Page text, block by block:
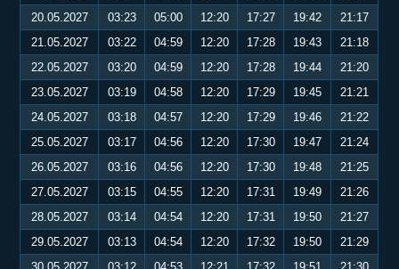
20.05.2027
03:23 05:00 12:20 17:27 19:42
21:17
21.05.2027
03:22 04:59 12:20 17:28 19:43
21:18
22.05.2027
03:20 04:59 12:20 17:28 19:44
21:20
23.05.2027
03:19 04:58 12:20 17:29 19:45
21:21
24.05.2027
03:18 04:57 12:20 17:29 19:46
21:22
25.05.2027
03:17 04:56 12:20 17:30 19:47
21:24
26.05.2027
03:16 04:56 12:20 17:30 19:48
21:25
27.05.2027
03:15 04:55 12:20 17:31 19:49
21:26
28.05.2027
03:14 04:54 12:20 17:31 19:50
21:27
29.05.2027
03:13 04:54 12:20 17:32 19:50
21:29